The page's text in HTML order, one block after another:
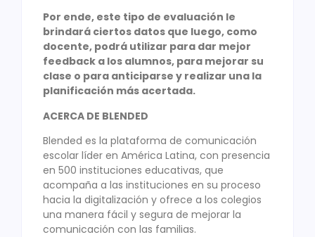
Por ende, este tipo de evaluación le
brindará ciertos datos que luego, como
docente, podrá utilizar para dar mejor
feedback a los alumnos, para mejorar su
clase o para anticiparse y realizar una la
planificación más acertada.
ACERCA DE BLENDED
Blended es la plataforma de comunicación
escolar líder en América Latina, con presencia
en 500 instituciones educativas, que
acompaña a las instituciones en su proceso
hacia la digitalización y ofrece a los colegios
una manera fácil y segura de mejorar la
comunicación con las familias.